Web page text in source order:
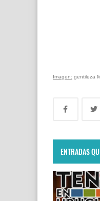
Imagen: gentileza
ENTRADAS